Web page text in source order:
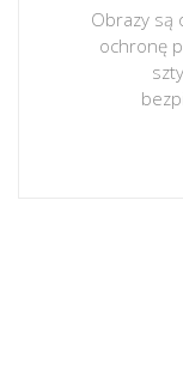
Obrazy są
ochronę